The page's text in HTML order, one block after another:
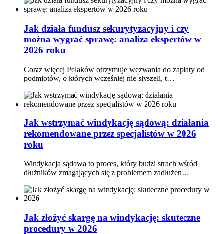
Jak działa fundusz sekurytyzacyjny i czy
można wygrać sprawę: analiza ekspertów w
2026 roku
Coraz więcej Polaków otrzymuje wezwania do zapłaty od
podmiotów, o których wcześniej nie słyszeli, t…
Jak wstrzymać windykację sądową: działania
rekomendowane przez specjalistów w 2026
roku
Windykacja sądowa to proces, który budzi strach wśród
dłużników zmagających się z problemem zadłużen…
Jak złożyć skargę na windykację: skuteczne
procedury w 2026